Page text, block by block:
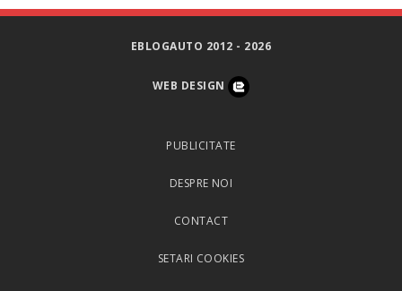
EBLOGAUTO 2012 - 2026
WEB DESIGN
PUBLICITATE
DESPRE NOI
CONTACT
SETARI COOKIES